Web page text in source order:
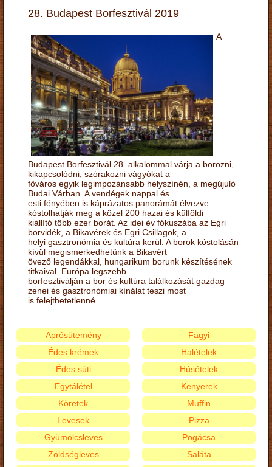
28. Budapest Borfesztivál 2019
A
Budapest Borfesztivál 28. alkalommal várja a borozni,
kikapcsolódni, szórakozni vágyókat a
főváros egyik legimpozánsabb helyszínén, a megújuló
Budai Várban. A vendégek nappal és
esti fényében is káprázatos panorámát élvezve
kóstolhatják meg a közel 200 hazai és külföldi
kiállító több ezer borát. Az idei év fókuszába az Egri
borvidék, a Bikavérek és Egri Csillagok, a
helyi gasztronómia és kultúra kerül. A borok kóstolásán
kívül megismerkedhetünk a Bikavért
övező legendákkal, hungarikum borunk készítésének
titkaival. Európa legszebb
borfesztiválján a bor és kultúra találkozását gazdag
zenei és gasztronómiai kínálat teszi most
is felejthetetlenné.
Aprósütemény
Édes krémek
Édes süti
Egytálétel
Fagyi
Halételek
Húsételek
Kenyerek
Köretek
Levesek
Gyümölcsleves
Zöldségleves
Muffin
Pizza
Pogácsa
Saláta